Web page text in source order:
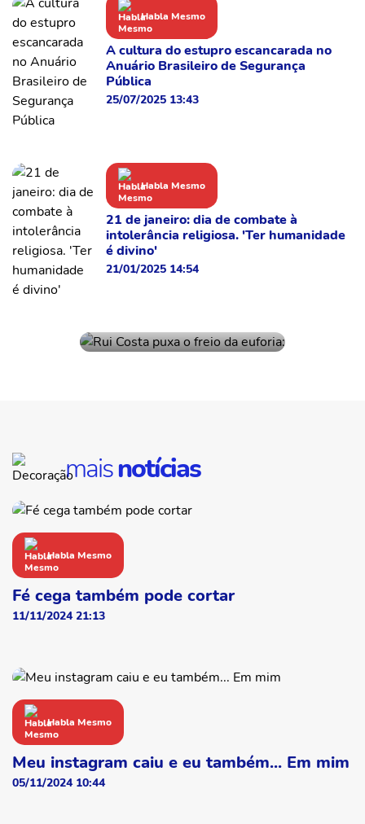
Habla Mesmo
A cultura do estupro escancarada no
Anuário Brasileiro de Segurança
Pública
25/07/2025 13:43
Habla Mesmo
21 de janeiro: dia de combate à
intolerância religiosa. 'Ter humanidade
é divino'
21/01/2025 14:54
Rui Costa puxa o freio
da euforia: "Aproveitar
02/09/2025 07:38
maisnotícias
Habla Mesmo
Fé cega também pode cortar
11/11/2024 21:13
Habla Mesmo
Meu instagram caiu e eu também... Em mim
05/11/2024 10:44